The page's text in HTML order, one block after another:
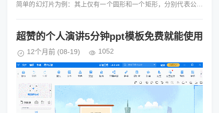
简单的幻灯片为例：其上仅有一个圆形和一个矩形，分别代表公司
超赞的个人演讲5分钟ppt模板免费就能使用
12个月前 (08-19) 1052